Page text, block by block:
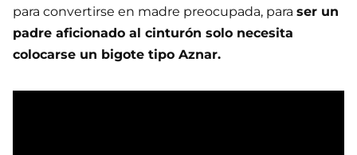
para convertirse en madre preocupada, para ser un
padre aficionado al cinturón solo necesita
colocarse un bigote tipo Aznar.